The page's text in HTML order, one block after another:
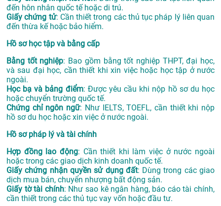
đến hôn nhân quốc tế hoặc di trú.
Giấy chứng tử: Cần thiết trong các thủ tục pháp lý liên quan
đến thừa kế hoặc bảo hiểm.
Hồ sơ học tập và bằng cấp
Bằng tốt nghiệp: Bao gồm bằng tốt nghiệp THPT, đại học,
và sau đại học, cần thiết khi xin việc hoặc học tập ở nước
ngoài.
Học bạ và bảng điểm: Được yêu cầu khi nộp hồ sơ du học
hoặc chuyển trường quốc tế.
Chứng chỉ ngôn ngữ: Như IELTS, TOEFL, cần thiết khi nộp
hồ sơ du học hoặc xin việc ở nước ngoài.
Hồ sơ pháp lý và tài chính
Hợp đồng lao động: Cần thiết khi làm việc ở nước ngoài
hoặc trong các giao dịch kinh doanh quốc tế.
Giấy chứng nhận quyền sử dụng đất: Dùng trong các giao
dịch mua bán, chuyển nhượng bất động sản.
Giấy tờ tài chính: Như sao kê ngân hàng, báo cáo tài chính,
cần thiết trong các thủ tục vay vốn hoặc đầu tư.